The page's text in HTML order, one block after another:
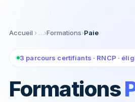
Accueil ›Formations›Paie
3 parcours certifiants · RNCP ·
Formations